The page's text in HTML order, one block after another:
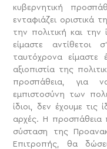
κυβερνητική
ενταφιάζει οριστικά
την πολιτική και την
είμαστε
ταυτόχρονα είμαστε
αξιοπιστία της
προσπάθεια, για
εμπιστοσύνη των
ίδιοι, δεν έχουμε τις
αρχές. Η προσπάθεια
σύσταση της
Επιτροπής, θα